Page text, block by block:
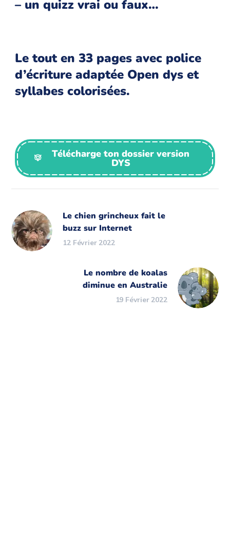
– un quizz vrai ou faux…
Le tout en 33 pages avec police
d’écriture adaptée Open dys et
syllabes colorisées.
Télécharge ton dossier version
DYS
Le chien grincheux fait le
buzz sur Internet
12 Février 2022
Le nombre de koalas
diminue en Australie
19 Février 2022